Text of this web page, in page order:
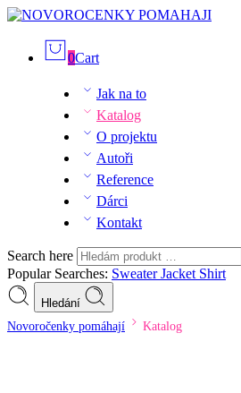
0Cart
Jak na to
Katalog
O projektu
Autoři
Reference
Dárci
Kontakt
Search here
Popular Searches: SweaterJacket Shirt
Hledání
Novoročenky pomáhají Katalog